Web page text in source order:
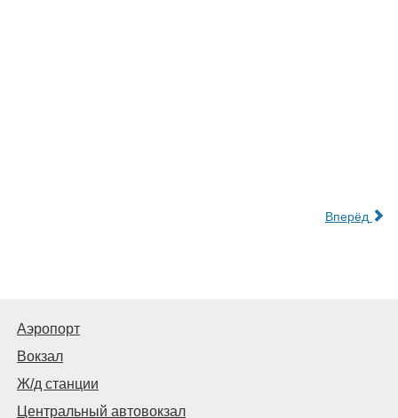
Вперёд
Аэропорт
Вокзал
Ж/д станции
Центральный автовокзал